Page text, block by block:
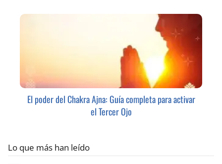
El poder del Chakra Ajna: Guía completa para activar
el Tercer Ojo
Lo que más han leído